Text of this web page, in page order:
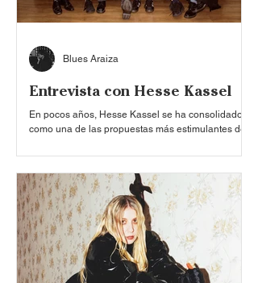
Entrevista con Hesse Kassel
En pocos años, Hesse Kassel se ha consolidado
como una de las propuestas más estimulantes de
saxofón), Joaquín González (teclados), Luca
Cosignani (guitarra), Mauricio Rosas (guitarra),
Matthew Hopper (bajo) y Eduardo Padilla (batería)
irrumpieron en la escena de Santiago de Chile a
inicios de 2023, presentándose en bares locales y
forjando una reputación al filo del art sound . Tras
una serie de sencillos, en marzo del año p
Blues Araiza